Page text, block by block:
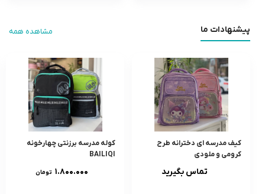
پیشنهادات ما مشاهده همه
کیف مدرسه ای دخترانه طرح
کرومی و ملودی
تماس بگیرید
کوله مدرسه برزنتی چهارخونه
BAILIQI
۱.۸۰۰.۰۰۰ تومان